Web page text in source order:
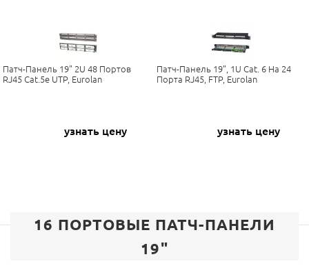
Патч-Панель 19" 2U 48 Портов
RJ45 Cat.5e UTP, Eurolan
узнать цену
Патч-Панель 19”, 1U Cat. 6 На 24
Порта RJ45, FTP, Eurolan
узнать цену
16 ПОРТОВЫЕ ПАТЧ-ПАНЕЛИ
19"